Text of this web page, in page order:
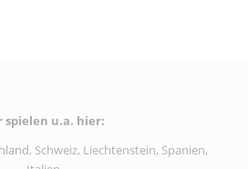
spielen u.a. hier:
, Schweiz, Liechtenstein, Spanien,